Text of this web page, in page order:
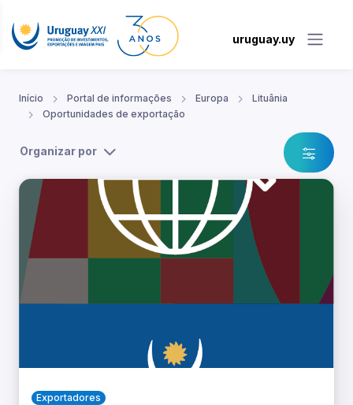
uruguay.uy
Início Portal de informações Europa
Lituânia
Oportunidades de exportação
Organizar por
Exportadores